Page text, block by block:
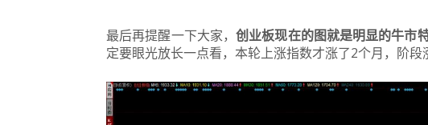
最后再提醒一下大家，创业板现在的图就是明显的牛市
定要眼光放长一点看，本轮上涨指数才涨了2个月，阶